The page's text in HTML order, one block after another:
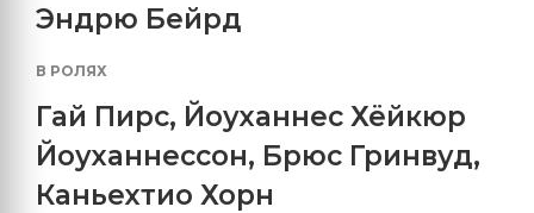
Эндрю Бейрд
В РОЛЯХ
Гай Пирс, Йоуханнес Хёйкюр
Йоуханнессон, Брюс Гринвуд,
Каньехтио Хорн